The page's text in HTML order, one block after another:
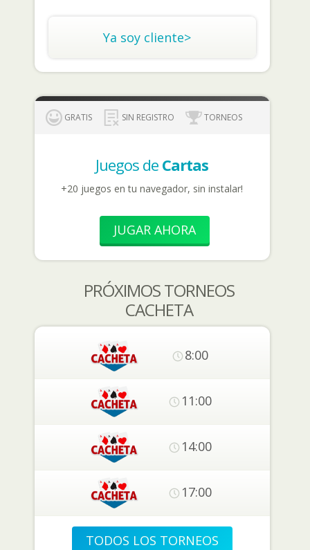
Ya soy cliente>
GRATIS SIN REGISTRO TORNEOS
Juegos de Cartas
+20 juegos en tu navegador, sin instalar!
JUGAR AHORA
PRÓXIMOS TORNEOS
CACHETA
8:00
11:00
14:00
17:00
TODOS LOS TORNEOS